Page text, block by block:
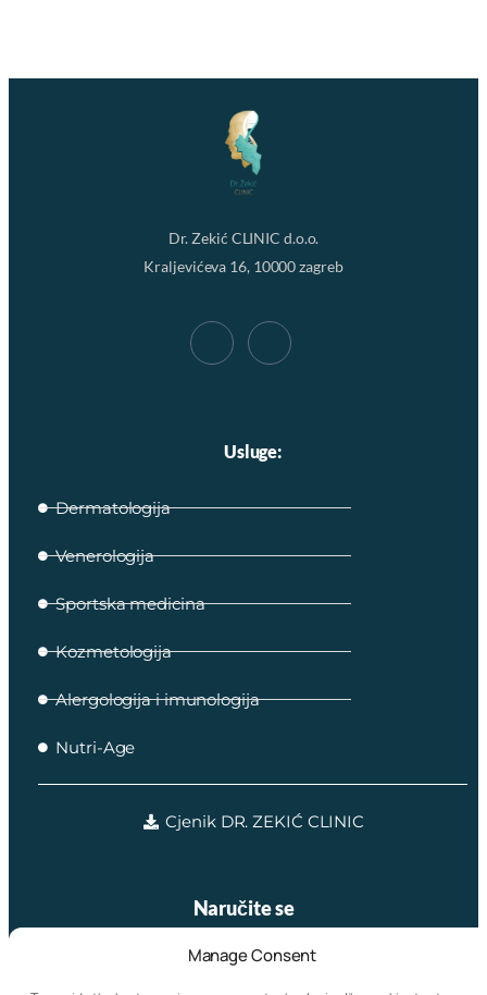
Manage Consent
Dr. Zekić CLINIC d.o.o.
Kraljevićeva 16, 10000 zagreb
Usluge:
Dermatologija
Venerologija
Sportska medicina
Kozmetologija
Alergologija i imunologija
Nutri-Age
Cjenik DR. ZEKIĆ CLINIC
Naručite se
online rezervacijom